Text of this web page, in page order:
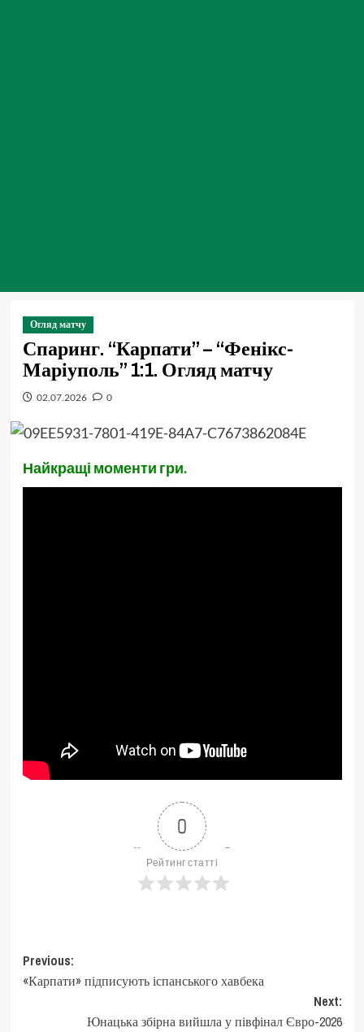
Огляд матчу
Спаринг. “Карпати” – “Фенікс-
Маріуполь” 1:1. Огляд матчу
02.07.2026 0
Найкращі моменти гри.
0
Рейтинг статті
Post
navigation
Previous:
«Карпати» підписують іспанського хавбека
Next:
Юнацька збірна вийшла у півфінал Євро-2026